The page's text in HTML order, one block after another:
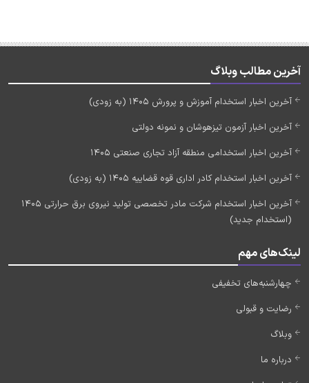
آخرین مطالب وبلاگ
آخرین اخبار استخدام آموزش و پرورش 1405 (به زودی)
آخرین اخبار آزمون تیزهوشان و نمونه دولتی
آخرین اخبار استخدامی منطقه آزاد تجاری صنعتی 1405
آخرین اخبار استخدام کادر اداری قوه قضاییه 1405 (به زودی)
آخرین اخبار استخدام شرکت مادر تخصصی تولید نیروی برق حرارتی 1405
(استخدام جدید)
لینک‌های مهم
چهارشنبه‌های تخفیفی
رضایت و قبولی
وبلاگ
درباره ما